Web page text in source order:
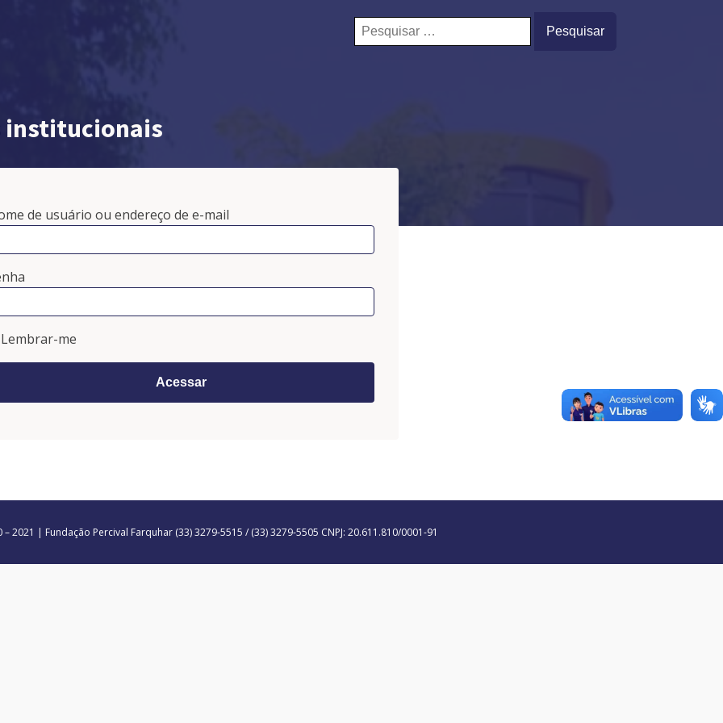
Pesquisar
por:
institucionais
de usuário ou endereço de e-mail
Lembrar-me
2021 | Fundação Percival Farquhar (33) 3279-5515 / (33) 3279-5505 CNPJ: 20.611.810/0001-91